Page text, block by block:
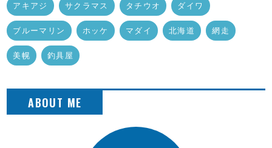
アキアジ サクラマス タチウオ ダイワ
ブルーマリン ホッケ マダイ 北海道 網走
美幌 釣具屋